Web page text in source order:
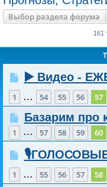
Выбор раздела форума
161
▶️ Видео -
1 … 54 55 56 57
Базарим про
1 … 57 58 59 60
🎙️ГОЛОСОВЫЕ
1 … 55 56 57 58